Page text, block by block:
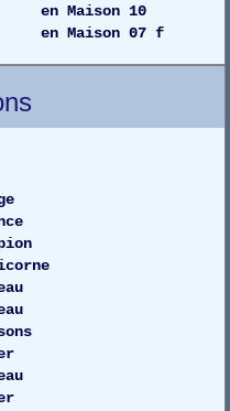
en Maison 10
en Maison 07 f
Lion
Lion